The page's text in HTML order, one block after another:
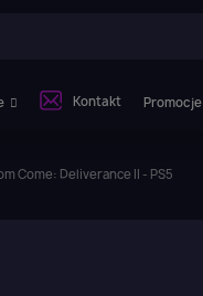
Kontakt Promocje
Come: Deliverance II - PS5